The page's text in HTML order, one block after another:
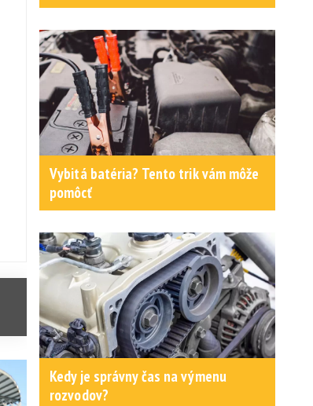
Vybitá batéria? Tento trik vám môže
pomôcť
Kedy je správny čas na výmenu
rozvodov?